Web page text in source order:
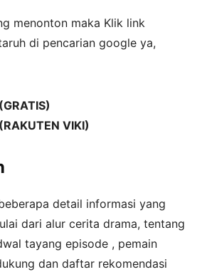
menonton maka Klik link
di pencarian google ya,
(GRATIS)
VIKI)
detail informasi yang
dari alur cerita drama, tentang
tayang episode , pemain
dan daftar rekomendasi